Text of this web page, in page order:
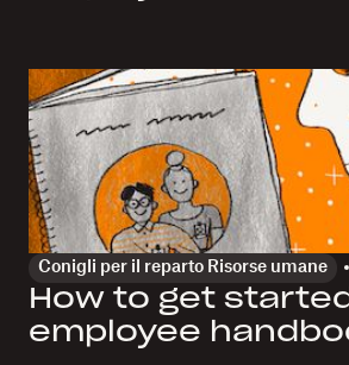
Conigli per il reparto Risorse umane
How to get
employee